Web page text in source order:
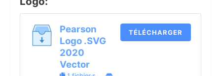
Pearson
Logo .SVG
2020
Vector
TÉLÉCHARGER